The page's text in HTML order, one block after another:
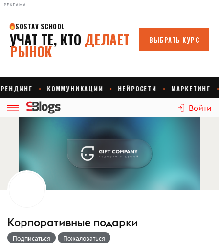
РЕКЛАМА
Войти
Корпоративные подарки
Подписаться Пожаловаться